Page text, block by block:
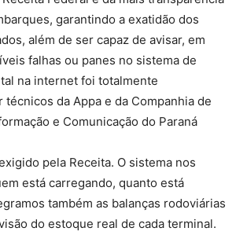
garantindo a exatidão dos
além de ser capaz de avisar, em
falhas ou panes no sistema de
na internet foi totalmente
da Appa e da Companhia de
e Comunicação do Paraná
pela Receita. O sistema nos
está carregando, quanto está
também as balanças rodoviárias
do estoque real de cada terminal.